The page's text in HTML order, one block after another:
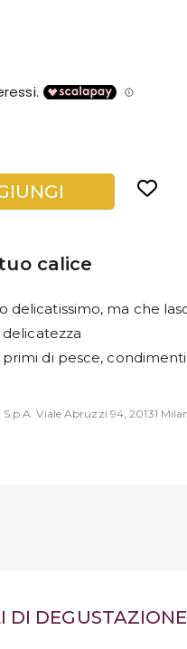
calice
ma che
di pesce,
Viale Abruzzi 94, 20131
DI DEGUSTAZIONE